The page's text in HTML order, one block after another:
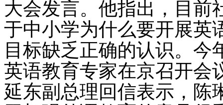
大会发言。他指出，目前
于中小学为什么要开展英
目标缺乏正确的认识。今
英语教育专家在京召开会
延东副总理回信表示，陈